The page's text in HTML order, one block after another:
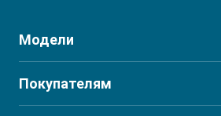
Модели
JS3
JS6
Покупателям